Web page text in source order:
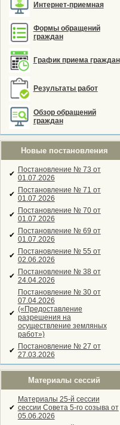
Интернет-приемная
Формы обращений
граждан
График приема граждан
Результаты работ
Обзор обращений
граждан
Новые постановления
✔ Постановление № 73 от
01.07.2026
✔ Постановление № 71 от
01.07.2026
✔ Постановление № 70 от
01.07.2026
✔ Постановление № 69 от
01.07.2026
✔ Постановление № 55 от
02.06.2026
✔ Постановление № 38 от
24.04.2026
✔
Постановление № 30 от
07.04.2026
(«Предоставление
разрешения на
осуществление земляных
работ»)
✔ Постановление № 27 от
27.03.2026
Материалы сессий
✔
Материалы 25-й сессии
сессии Совета 5-го созыва от
05.06.2026